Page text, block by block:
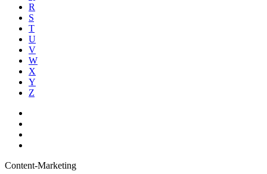
R
S
T
U
V
W
X
Y
Z
Content-Marketing